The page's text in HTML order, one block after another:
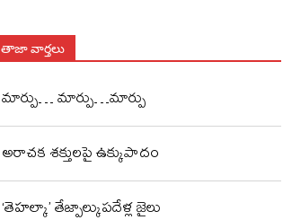
తాజా వార్తలు
మార్పు… మార్పు…మార్పు
అరాచక శక్తులపై ఉక్కుపాదం
‘తెహల్కా’ తేజ్పాల్కుపదేళ్ల జైలు